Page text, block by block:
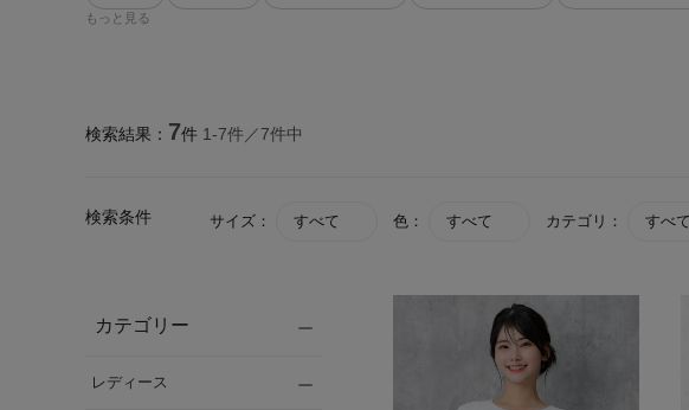
もっと見る
検索結果： 7件 1-7件／7件中
検索条件 サイズ： すべて 色： すべて カテゴリ： すべて
カテゴリー
レディース